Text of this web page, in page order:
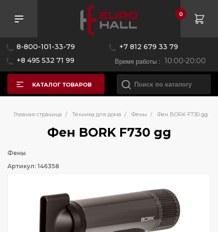
8-800-101-33-79
+7 812 679 33 79
+8 495 532 71 99
Время работы : 10:00-20:00
0
КАТАЛОГ ТОВАРОВ
Главная страница / Техника для дома / Фены / Фен BORK F730 gg
Фен BORK F730 gg
Фены
Артикул: 146358